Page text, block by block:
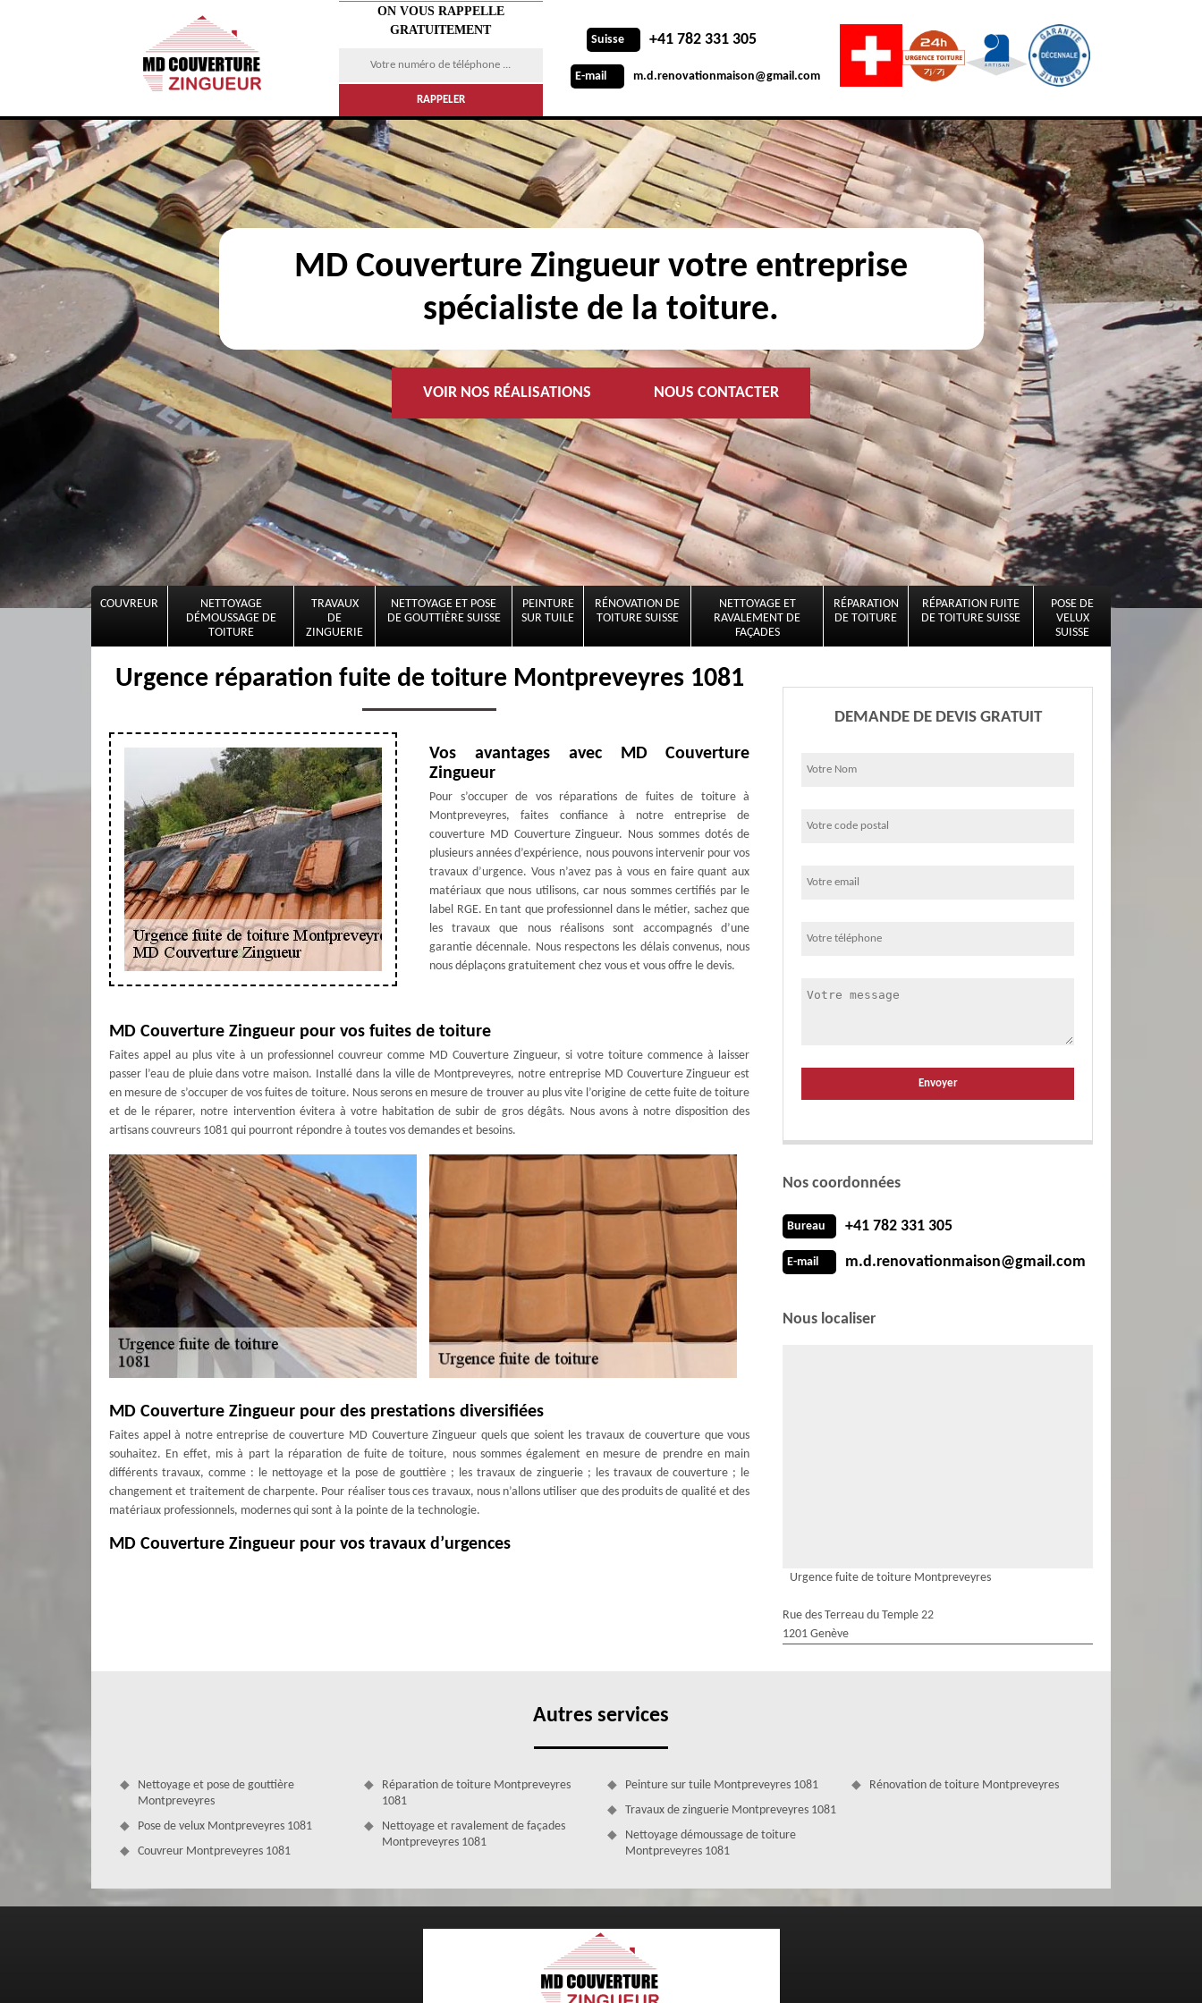
ON VOUS RAPPELLE
GRATUITEMENT
Suisse +41 782 331 305
E-mail m.d.renovationmaison@gmail.com
MD Couverture Zingueur votre entreprise
spécialiste de la toiture.
VOIR NOS RÉALISATIONS NOUS CONTACTER
COUVREUR
NETTOYAGE
DÉMOUSSAGE DE
TOITURE
TRAVAUX
DE
ZINGUERIE
NETTOYAGE ET POSE
DE GOUTTIÈRE SUISSE
PEINTURE
SUR TUILE
RÉNOVATION DE
TOITURE SUISSE
NETTOYAGE ET
RAVALEMENT DE
FAÇADES
RÉPARATION
DE TOITURE
RÉPARATION FUITE
DE TOITURE SUISSE
POSE DE
VELUX
SUISSE
Urgence réparation fuite de toiture Montpreveyres 1081
Vos avantages avec MD Couverture
Zingueur
Pour s’occuper de vos réparations de fuites de toiture à
Montpreveyres, faites confiance à notre entreprise de
couverture MD Couverture Zingueur. Nous sommes dotés de
plusieurs années d’expérience, nous pouvons intervenir pour vos
travaux d’urgence. Vous n’avez pas à vous en faire quant aux
matériaux que nous utilisons, car nous sommes certifiés par le
label RGE. En tant que professionnel dans le métier, sachez que
les travaux que nous réalisons sont accompagnés d’une
garantie décennale. Nous respectons les délais convenus, nous
nous déplaçons gratuitement chez vous et vous offre le devis.
MD Couverture Zingueur pour vos fuites de toiture
Faites appel au plus vite à un professionnel couvreur comme MD Couverture Zingueur, si votre toiture commence à laisser
passer l’eau de pluie dans votre maison. Installé dans la ville de Montpreveyres, notre entreprise MD Couverture Zingueur est
en mesure de s’occuper de vos fuites de toiture. Nous serons en mesure de trouver au plus vite l’origine de cette fuite de toiture
et de le réparer, notre intervention évitera à votre habitation de subir de gros dégâts. Nous avons à notre disposition des
artisans couvreurs 1081 qui pourront répondre à toutes vos demandes et besoins.
MD Couverture Zingueur pour des prestations diversifiées
Faites appel à notre entreprise de couverture MD Couverture Zingueur quels que soient les travaux de couverture que vous
souhaitez. En effet, mis à part la réparation de fuite de toiture, nous sommes également en mesure de prendre en main
différents travaux, comme : le nettoyage et la pose de gouttière ; les travaux de zinguerie ; les travaux de couverture ; le
changement et traitement de charpente. Pour réaliser tous ces travaux, nous n’allons utiliser que des produits de qualité et des
matériaux professionnels, modernes qui sont à la pointe de la technologie.
MD Couverture Zingueur pour vos travaux d’urgences
Choisissez MD Couverture Zingueur pour la réparation fuite de toiture
Une réparation de fuite de toiture est une intervention difficile à réaliser qui requiert des savoir-faire et compétence
particulière. Pour bénéficier d’un résultat de travail aux normes, conçues selon les règles de l’art, n’hésitez pas à faire appel à
votre professionnel en couverture MD Couverture Zingueur. Nous avons à notre disposition des outils professionnels et des
DEMANDE DE DEVIS GRATUIT
Nos coordonnées
Bureau +41 782 331 305
E-mail m.d.renovationmaison@gmail.com
Nous localiser
Urgence fuite de toiture Montpreveyres
Rue des Terreau du Temple 22
1201 Genève
Autres services
Nettoyage et pose de gouttière
Montpreveyres
Pose de velux Montpreveyres 1081
Couvreur Montpreveyres 1081
Réparation de toiture Montpreveyres
1081
Nettoyage et ravalement de façades
Montpreveyres 1081
Peinture sur tuile Montpreveyres 1081
Travaux de zinguerie Montpreveyres 1081
Nettoyage démoussage de toiture
Montpreveyres 1081
Rénovation de toiture Montpreveyres